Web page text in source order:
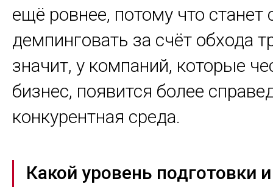
ещё ровнее, потому что станет
демпинговать за счёт обхода
значит, у компаний, которые
бизнес, появится более
конкурентная среда.
Какой уровень подготовки